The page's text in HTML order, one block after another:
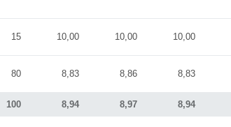
100 8,94 8,97 8,94
15 10,00 10,00 10,00
80 8,83 8,86 8,83